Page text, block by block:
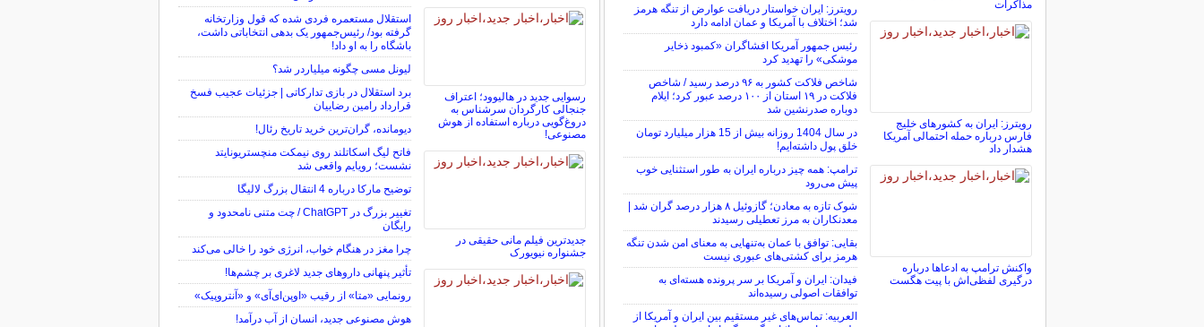
مذاکرات
رویترز: ایران به کشورهای خلیج
فارس درباره حمله احتمالی آمریکا
هشدار داد
واکنش ترامپ به ادعاها درباره
درگیری لفظی‌اش با پیت هگست
رویترز: ایران خواستار دریافت عوارض از تنگه هرمز
شد؛ اختلاف با آمریکا و عمان ادامه دارد
رئیس جمهور آمریکا افشاگران «کمبود ذخایر
موشکی» را تهدید کرد
شاخص فلاکت کشور به ۹۶ درصد رسید / شاخص
فلاکت در ۱۹ استان از ۱۰۰ درصد عبور کرد؛ ایلام
دوباره صدرنشین شد
در سال 1404 روزانه بیش از 15 هزار میلیارد تومان
خلق پول داشته‌ایم!
ترامپ: همه چیز درباره ایران به طور استثنایی خوب
پیش می‌رود
شوک تازه به معادن؛ گازوئیل ۸ هزار درصد گران شد |
معدنکاران به مرز تعطیلی رسیدند
بقایی: توافق با عمان به‌تنهایی به معنای امن شدن تنگه
هرمز برای کشتی‌های عبوری نیست
فیدان: ایران و آمریکا بر سر پرونده هسته‌ای به
توافقات اصولی رسیده‌اند
العربیه: تماس‌های غیر مستقیم بین ایران و آمریکا از
رسوایی جدید در هالیوود؛ اعتراف
جنجالی کارگردان سرشناس به
دروغ‌گویی درباره استفاده از هوش
مصنوعی!
جدیدترین فیلم مانی حقیقی در
جشنواره نیویورک
استقلال مستعمره فردی شده که قول وزارتخانه
گرفته بود/ رئیس‌جمهور یک بدهی انتخاباتی داشت،
باشگاه را به او داد!
لیونل مسی چگونه میلیاردر شد؟
برد استقلال در بازی تدارکاتی | جزئیات عجیب فسخ
قرارداد رامین رضاییان
دیومانده، گران‌ترین خرید تاریخ رئال!
فاتح لیگ اسکاتلند روی نیمکت منچستریونایتد
نشست؛ رویایم واقعی شد
توضیح مارکا درباره 4 انتقال بزرگ لالیگا
تغییر بزرگ در ChatGPT / چت متنی نامحدود و
رایگان
چرا مغز در هنگام خواب، انرژی خود را خالی می‌کند
تأثیر پنهانی داروهای جدید لاغری بر چشم‌ها!
رونمایی «متا» از رقیب «اوپن‌ای‌آی» و «آنتروپیک»
هوش مصنوعی جدید، انسان از آب درآمد!